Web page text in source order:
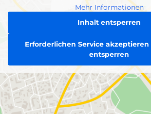
Mehr Informationen
Inhalt entsperren
Erforderlichen Service
entsperren